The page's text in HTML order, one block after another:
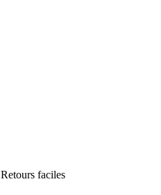
Retours faciles